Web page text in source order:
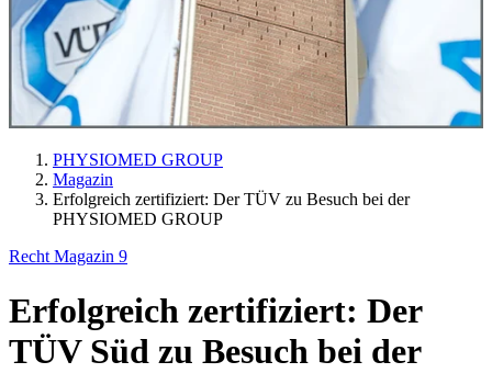
PHYSIOMED GROUP
Magazin
Erfolgreich zertifiziert: Der TÜV zu Besuch bei der
PHYSIOMED GROUP
Recht Magazin 9
Erfolgreich zertifiziert: Der
TÜV Süd zu Besuch bei der